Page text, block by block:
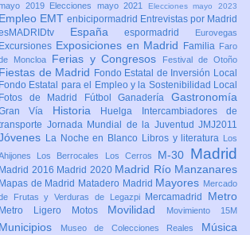
2019
Elecciones mayo 2021 Elecciones mayo 2023
Empleo EMT enbicipormadrid Entrevistas por Madrid
Españaespormadrid Eurovegas
Excursiones Exposiciones en Madrid Familia Faro
Moncloa
Ferias y Congresos Festival de Otoño
Fiestas de Madrid Fondo Estatal de Inversión Local
Fondo Estatal para el Empleo y la Sostenibilidad Local
Fotos de Madrid
FútbolGanaderíaGastronomía
Vía Historia Huelga
Intercambiadores de
Jornada Mundial de la Juventud JMJ2011
La Noche en Blanco Libros y literatura
Los
Los Berrocales Los Cerros M-30 Madrid
Madrid 2016 Madrid 2020 Madrid Río Manzanares
Mapas de Madrid Matadero Madrid Mayores Mercado
Frutas y Verduras de Legazpi
Mercamadrid Metro
Metro Ligero Motos Movilidad Movimiento 15M
Municipios Museo de Colecciones Reales Música